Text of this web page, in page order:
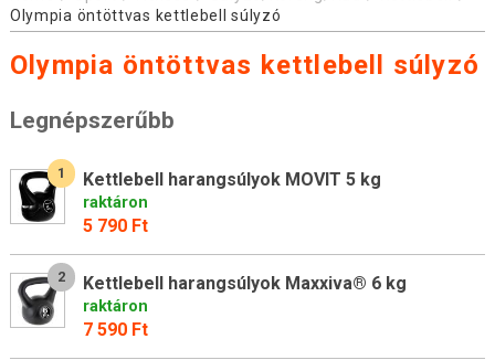
Olympia öntöttvas kettlebell súlyzó
Olympia öntöttvas kettlebell súlyzó
Legnépszerűbb
1 Kettlebell harangsúlyok MOVIT 5 kg
raktáron
5 790 Ft
2 Kettlebell harangsúlyok Maxxiva® 6 kg
raktáron
7 590 Ft